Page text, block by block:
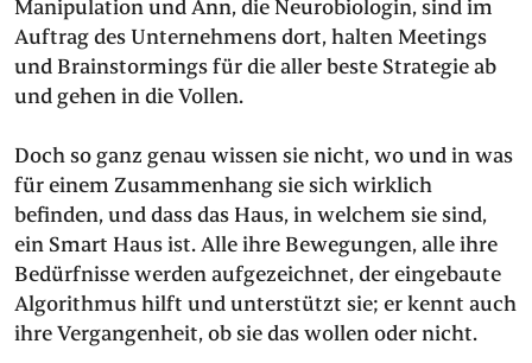
Manipulation und Ann, die Neurobiologin, sind im
Auftrag des Unternehmens dort, halten Meetings
und Brainstormings für die aller beste Strategie ab
und gehen in die Vollen.
Doch so ganz genau wissen sie nicht, wo und in was
für einem Zusammenhang sie sich wirklich
befinden, und dass das Haus, in welchem sie sind,
ein Smart Haus ist. Alle ihre Bewegungen, alle ihre
Bedürfnisse werden aufgezeichnet, der eingebaute
Algorithmus hilft und unterstützt sie; er kennt auch
ihre Vergangenheit, ob sie das wollen oder nicht.